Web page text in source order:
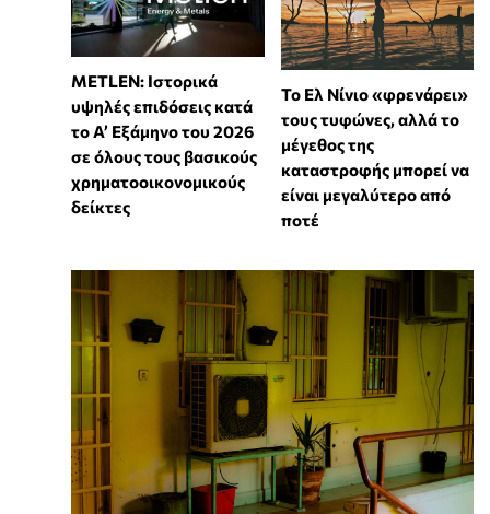
METLEN: Ιστορικά
υψηλές επιδόσεις κατά
το Α’ Εξάμηνο του 2026
σε όλους τους βασικούς
χρηματοοικονομικούς
δείκτες
Το Ελ Νίνιο «φρενάρει»
τους τυφώνες, αλλά το
μέγεθος της
καταστροφής μπορεί να
είναι μεγαλύτερο από
ποτέ